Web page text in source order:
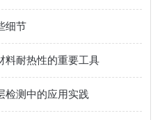
细节
料耐热性的重要工具
检测中的应用实践